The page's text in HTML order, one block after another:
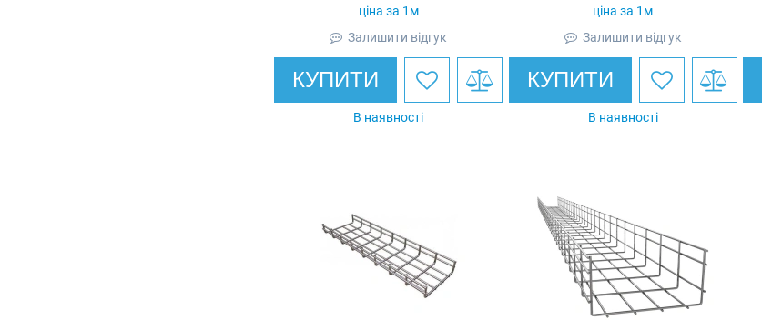
ціна за 1м
Залишити відгук
КУПИТИ
В наявності
ціна за 1м
Залишити відгук
КУПИТИ
В наявності